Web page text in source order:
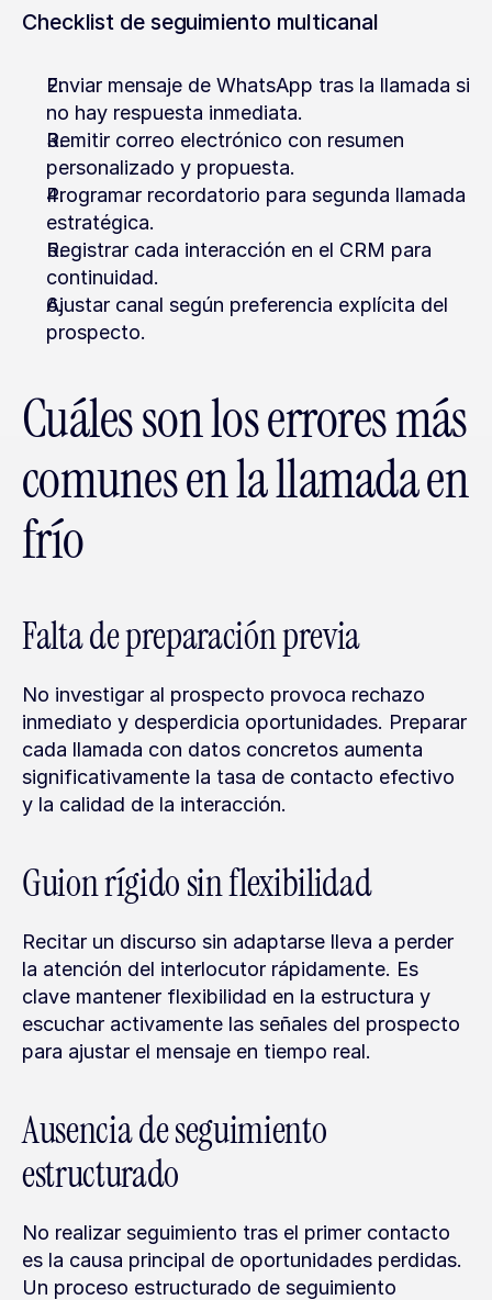
Checklist de seguimiento multicanal
Enviar mensaje de WhatsApp tras la llamada si
no hay respuesta inmediata.
Remitir correo electrónico con resumen
personalizado y propuesta.
Programar recordatorio para segunda llamada
estratégica.
Registrar cada interacción en el CRM para
continuidad.
Ajustar canal según preferencia explícita del
prospecto.
Cuáles son los errores más
comunes en la llamada en
frío
Falta de preparación previa
No investigar al prospecto provoca rechazo
inmediato y desperdicia oportunidades. Preparar
cada llamada con datos concretos aumenta
significativamente la tasa de contacto efectivo
y la calidad de la interacción.
Guion rígido sin flexibilidad
Recitar un discurso sin adaptarse lleva a perder
la atención del interlocutor rápidamente. Es
clave mantener flexibilidad en la estructura y
escuchar activamente las señales del prospecto
para ajustar el mensaje en tiempo real.
Ausencia de seguimiento
estructurado
No realizar seguimiento tras el primer contacto
es la causa principal de oportunidades perdidas.
Un proceso estructurado de seguimiento